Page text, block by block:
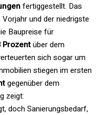
fertiggestellt. Das
und der niedrigste
Baupreise für
Prozentüber dem
sich sogar um
stiegen im ersten
gegenüber dem
zeigt:
doch Sanierungsbedarf,